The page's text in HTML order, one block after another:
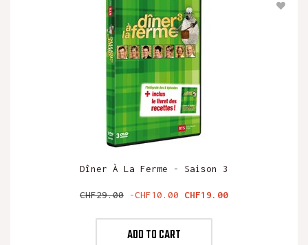
Dîner À La Ferme - Saison 3
Regular
CHF29.00 -CHF10.00 Price
CHF19.00
ADD TO CART